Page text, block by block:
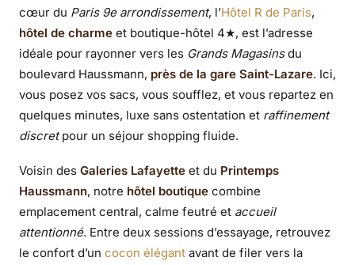
cœur du Paris 9e arrondissement, l’Hôtel R de Paris,
hôtel de charme et boutique-hôtel 4★, est l’adresse
idéale pour rayonner vers les Grands Magasinsdu
boulevard Haussmann, près de la gare Saint-Lazare. Ici,
vous posez vos sacs, vous soufflez, et vous repartez en
quelques minutes, luxe sans ostentation et raffinement
discretpour un séjour shopping fluide.
Voisin des Galeries Lafayette et du Printemps
Haussmann, notre hôtel boutique combine
emplacement central, calme feutré et accueil
attentionné. Entre deux sessions d’essayage, retrouvez
le confort d’un cocon élégant avant de filer vers la